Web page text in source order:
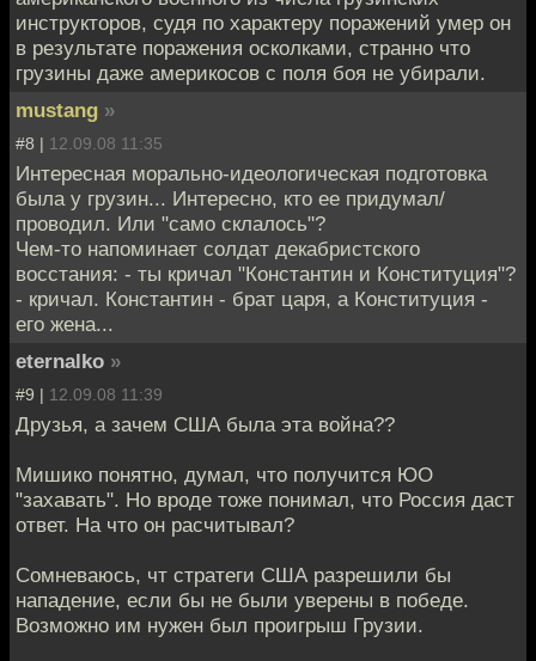
инструкторов, судя по характеру поражений умер он
в результате поражения осколками, странно что
грузины даже америкосов с поля боя не убирали.
mustang »
#8 | 12.09.08 11:35
Интересная морально-идеологическая подготовка
была у грузин... Интересно, кто ее придумал/
проводил. Или "само склалось"?
Чем-то напоминает солдат декабристского
восстания: - ты кричал "Константин и Конституция"?
- кричал. Константин - брат царя, а Конституция -
его жена...
eternalko »
#9 | 12.09.08 11:39
Друзья, а зачем США была эта война??
Мишико понятно, думал, что получится ЮО
"захавать". Но вроде тоже понимал, что Россия даст
ответ. На что он расчитывал?
Сомневаюсь, чт стратеги США разрешили бы
нападение, если бы не были уверены в победе.
Возможно им нужен был проигрыш Грузии.